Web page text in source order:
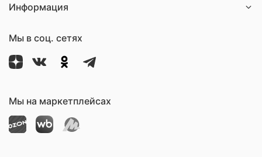
Информация
Мы в соц. сетях
Мы на маркетплейсах